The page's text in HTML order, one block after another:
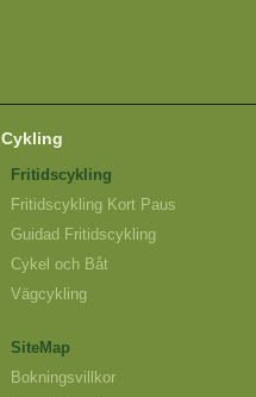
Cykling
Fritidscykling
Fritidscykling Kort Paus
Guidad Fritidscykling
Cykel och Båt
Vägcykling
SiteMap
Bokningsvillkor